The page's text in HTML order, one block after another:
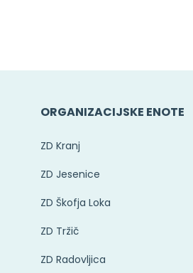
ORGANIZACIJSKE ENOTE
ZD Kranj
ZD Jesenice
ZD Škofja Loka
ZD Tržič
ZD Radovljica